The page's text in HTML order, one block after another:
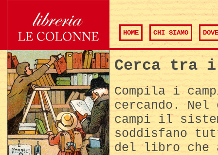
HOME CHI SIAMO
Cerca tra
Compila i
cercando.
campi il
soddisfano
del libro che